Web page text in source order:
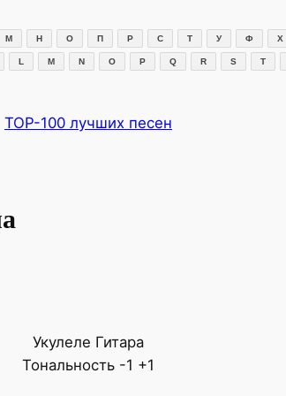
М Н О П Р С Т У Ф Х
L M N O P Q R S T
TOP-100 лучших песен
Укулеле Гитара
Тональность -1 +1